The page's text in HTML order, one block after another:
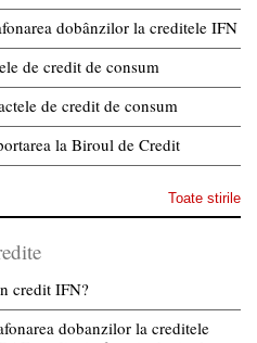
dobânzilor la creditele IFN
de credit de consum
de credit de consum
la Biroul de Credit
Toate stirile
credit IFN?
dobanzilor la creditele